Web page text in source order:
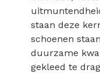
staan deze
schoenen
duurzame
gekleed te